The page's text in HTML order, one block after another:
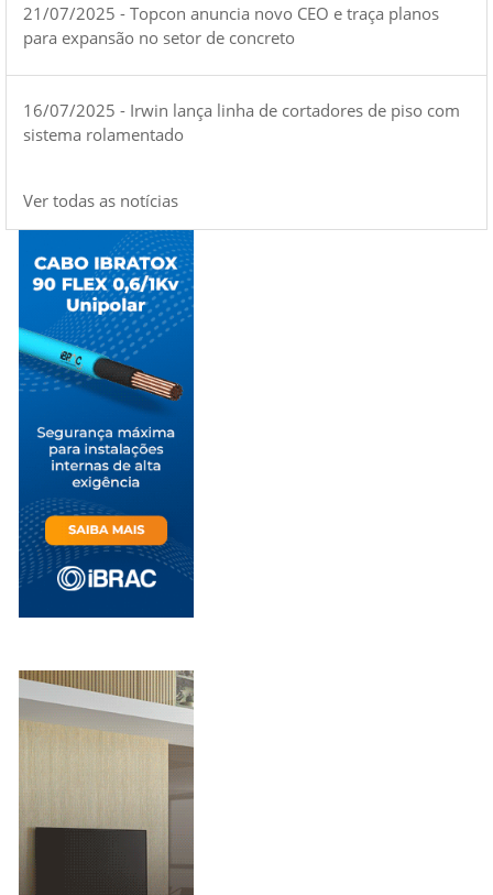
21/07/2025 - Topcon anuncia novo CEO e traça planos
para expansão no setor de concreto
16/07/2025 - Irwin lança linha de cortadores de piso com
sistema rolamentado
Ver todas as notícias